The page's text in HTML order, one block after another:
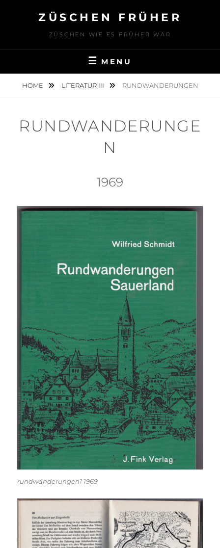
ZÜSCHEN FRÜHER
ZÜSCHEN WIE ES FRÜHER WAR
MENU
HOME LITERATUR III RUNDWANDERUNGEN
RUNDWANDERUNGE
N
1969
rundwanderungen1 1969